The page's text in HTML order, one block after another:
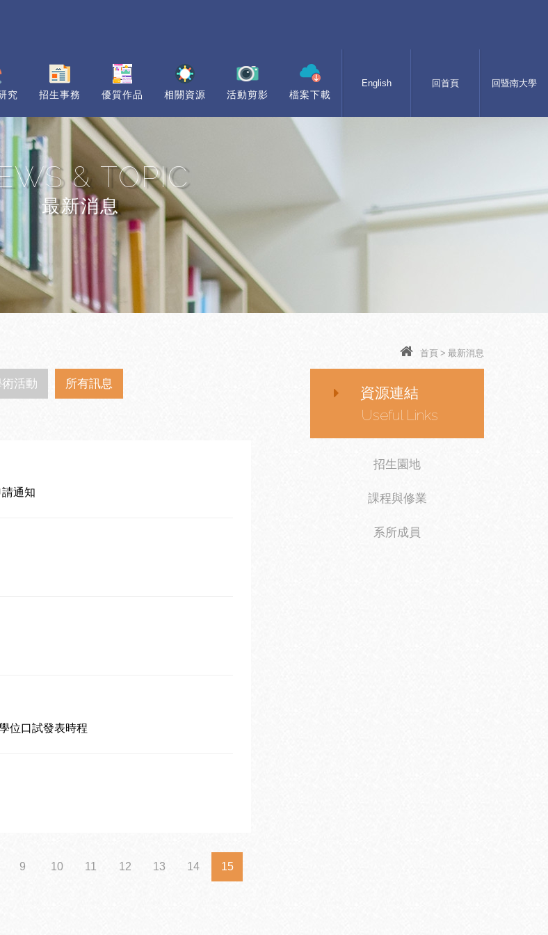
究 招生事務 優質作品 相關資源 活動剪影 檔案下載
English 回首頁 回暨南大學
& TOPIC
最新消息
首頁 > 最新消息
術活動 所有訊息
通知
位口試發表時程
9 10 11 12 13 14 15
資源連結
Useful Links
招生園地
課程與修業
系所成員